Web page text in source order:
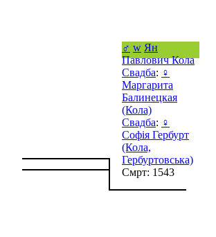
♂ w Ян
Павлович Кола
Свадба: ♀
Маргарита
Балинецкая
(Кола)
Свадба: ♀
Софія Гербурт
(Кола,
Гербуртовська)
Смрт: 1543